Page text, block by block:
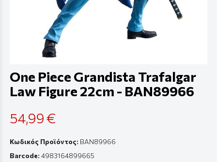
One Piece Grandista Trafalgar
Law Figure 22cm - BAN89966
54,99 €
Κωδικός Προϊόντος: BAN89966
Barcode: 4983164899665